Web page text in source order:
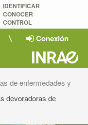
IDENTIFICAR
CONOCER
CONTROL
Conexión
de enfermedades y
devoradoras de